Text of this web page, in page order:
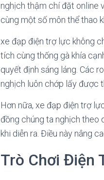
nghịch thậm chí đặt online
cùng một số môn thể thao
xe đạp điện trợ lực không
tích cùng thống gà khía
quyết định sáng láng. Các
nghịch luôn chớp lấy được
Hơn nữa, xe đạp điện trợ
đồng chúng ta nghịch theo
khi diễn ra. Điều này nâng
Trò Chơi Điện